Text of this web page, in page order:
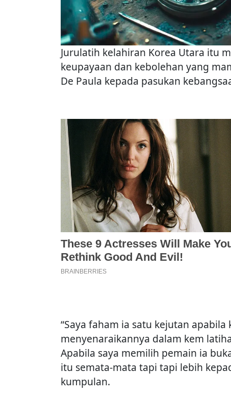
Jurulatih kelahiran Korea Utara itu
keupayaan dan kebolehan yang
De Paula kepada pasukan
“Saya faham ia satu kejutan apabila
menyenaraikannya dalam kem
Apabila saya memilih pemain ia
itu semata-mata tapi tapi lebih
kumpulan.